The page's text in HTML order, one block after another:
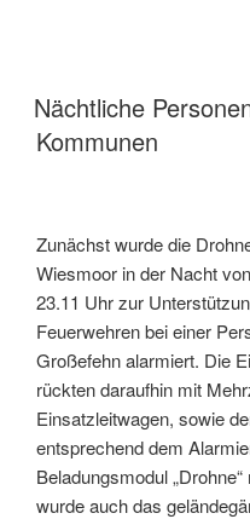
Nächtliche
Kommunen
Zunächst wurde die
Wiesmoor in der Nacht
23.11 Uhr zur
Feuerwehren bei einer
Großefehn alarmiert. Die
rückten daraufhin mit
Einsatzleitwagen, sowie
entsprechend dem
Beladungsmodul
wurde auch das